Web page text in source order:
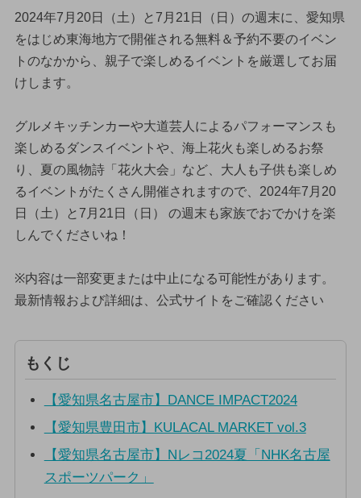
2024年7月20日（土）と7月21日（日）の週末に、愛知県
をはじめ東海地方で開催される無料＆予約不要のイベン
トのなかから、親子で楽しめるイベントを厳選してお届
けします。
グルメキッチンカーや大道芸人によるパフォーマンスも
楽しめるダンスイベントや、海上花火も楽しめるお祭
り、夏の風物詩「花火大会」など、大人も子供も楽しめ
るイベントがたくさん開催されますので、2024年7月20
日（土）と7月21日（日） の週末も家族でおでかけを楽
しんでくださいね！
※内容は一部変更または中止になる可能性があります。
最新情報および詳細は、公式サイトをご確認ください
もくじ
【愛知県名古屋市】DANCE IMPACT2024
【愛知県豊田市】KULACAL MARKET vol.3
【愛知県名古屋市】Nレコ2024夏「NHK名古屋
スポーツパーク」